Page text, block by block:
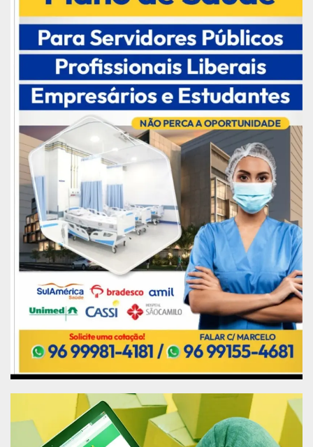
disse que quando assumiu a coordenação da
estatal, a cidade apresentada um déficit de
aproximadamente 70% de cobertura na
iluminação pública. Hoje, disse, o percentual de
luminárias recuperadas é da ordem de 80% a
85%, mesmo diante dos problemas diários com o
fornecimento irregular de energia elétrica, dada a
precariedade da rede de distribuição.
Por fim, ele reforçou a importância do modelo
escolhido para garantir a ampliação da cobertura
da iluminação pública da capital. “A PPP foi o
caminho escolhido pela gestão para a gente
turbinar, melhorar mais ainda, dar uma qualidade
e uma vida útil de longo prazo de vinte anos,
então a empresa ou o consórcio que vencer essa
licitação terá a oportunidade de manter uma
iluminação que em dois anos a gente pretende
deixar toda em LED, com iluminação artística para
o rio, os pontos turísticos, a modernização da
cidade e as obras estruturantes”, destaca
Claudiomar Rosa.